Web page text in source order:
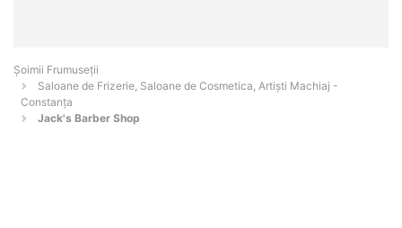
Șoimii Frumuseții
Saloane de Frizerie, Saloane de Cosmetica, Artiști Machiaj -
Constanţa
Jack's Barber Shop